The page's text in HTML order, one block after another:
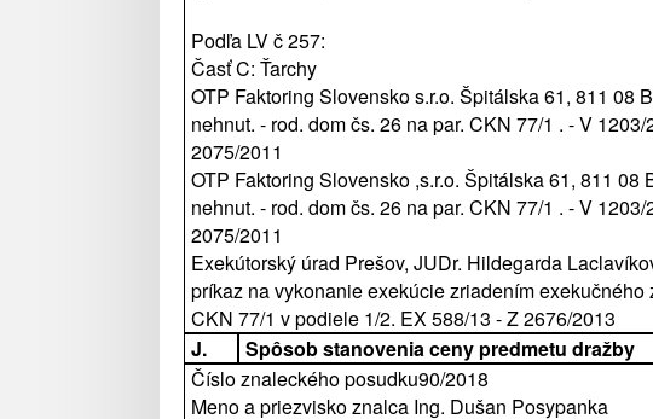
Podľa LV č 257:
Časť C: Ťarchy
OTP Faktoring Slovensko s.r.o. Špitálska 61, 811 08
nehnut. - rod. dom čs. 26 na par. CKN 77/1 . - V
2075/2011
OTP Faktoring Slovensko ,s.r.o. Špitálska 61, 811
nehnut. - rod. dom čs. 26 na par. CKN 77/1 . - V
2075/2011
Exekútorský úrad Prešov, JUDr. Hildegarda
príkaz na vykonanie exekúcie zriadením
CKN 77/1 v podiele 1/2. EX 588/13 - Z 2676/2013
J.
Spôsob stanovenia ceny predmetu dražby
Číslo znaleckého posudku90/2018
Meno a priezvisko znalca Ing. Dušan Posypanka